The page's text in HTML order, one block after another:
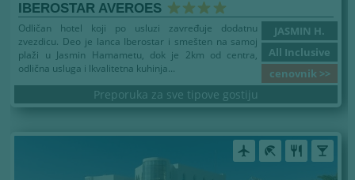
IBEROSTAR AVEROES
JASMIN H.
All Inclusive
cenovnik >>
Odličan hotel koji po usluzi zavređuje dodatnu
zvezdicu. Deo je lanca Iberostar i smešten na samoj
plaži u Jasmin Hamametu, dok je 2km od centra,
odlična usluga i lkvalitetna kuhinja...
Preporuka za sve tipove gostiju
airplanemode_active beach_access restaurant local_bar